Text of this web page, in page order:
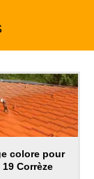
colore pour
Corrèze